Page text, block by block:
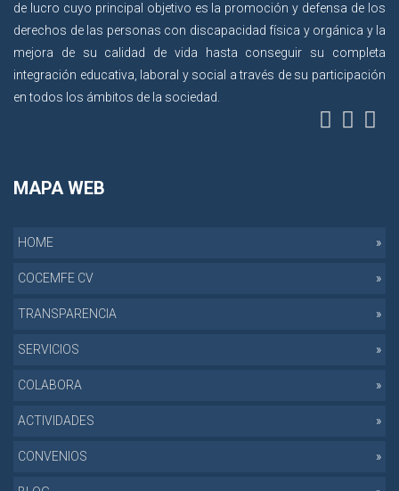
de lucro cuyo principal objetivo es la promoción y defensa de los
derechos de las personas con discapacidad física y orgánica y la
mejora de su calidad de vida hasta conseguir su completa
integración educativa, laboral y social a través de su participación
en todos los ámbitos de la sociedad.
MAPA WEB
HOME
COCEMFE CV
TRANSPARENCIA
SERVICIOS
COLABORA
ACTIVIDADES
CONVENIOS